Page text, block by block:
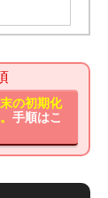
の初期化
手順はこ